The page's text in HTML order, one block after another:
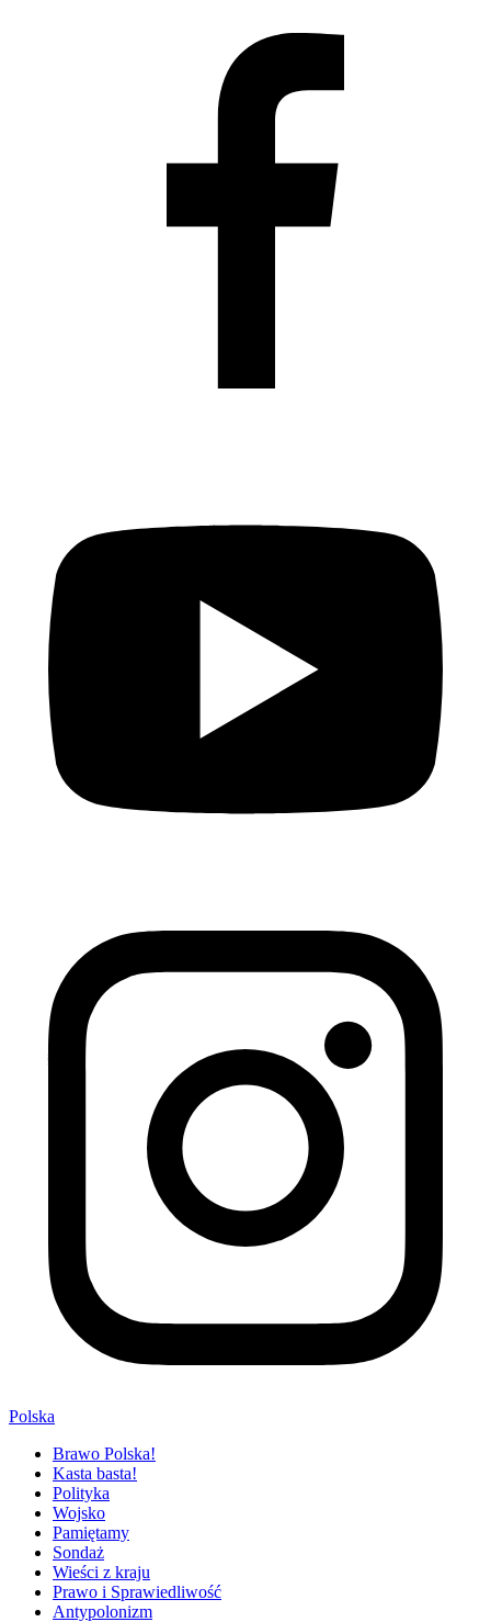
Polska
Brawo Polska!
Kasta basta!
Polityka
Wojsko
Pamiętamy
Sondaż
Wieści z kraju
Prawo i Sprawiedliwość
Antypolonizm